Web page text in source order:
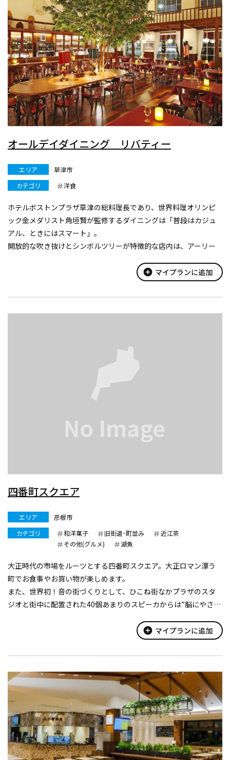
オールデイダイニング リバティー
エリア
草津市
カテゴリ
洋食
ホテルボストンプラザ草津の総料理長であり、世界料理オリンピ
ック金メダリスト角垣賢が監修するダイニングは「普段はカジュ
アル、ときにはスマート」。
開放的な吹き抜けとシンボルツリーが特徴的な店内は、アーリー
add_circle マイプランに追加
四番町スクエア
エリア
彦根市
カテゴリ
和洋菓子 旧街道･町並み
近江茶
その他(グルメ)
湖魚
大正時代の市場をルーツとする四番町スクエア。大正ロマン漂う
町でお食事やお買い物が楽しめます。
また、世界初！音の街づくりとして、ひこね街なかプラザのスタ
ジオと街中に配置された40個あまりのスピーカからは”脳にやさし
add_circle マイプランに追加